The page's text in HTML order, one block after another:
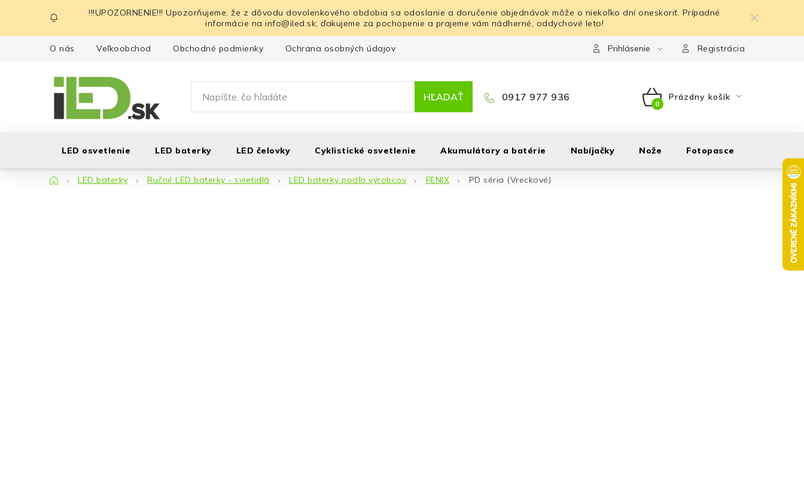
obsah
!!!UPOZORNENIE!!! Upozorňujeme, že z dôvodu dovolenkového obdobia sa odoslanie a doručenie objednávok môže o niekoľko dní oneskoriť. Prípadné
informácie na info@iled.sk; ďakujeme za pochopenie a prajeme vám nádherné, oddychové leto!
O nás Veľkoobchod Obchodné podmienky Ochrana osobných údajov Prihlásenie Registrácia
HĽADAŤ 0917 977 936
NÁKUPNÝ
Prázdny košík
LED osvetlenie LED baterky LED čelovky Cyklistické osvetlenie Akumulátory a batérie Nabíjačky Nože Fotopasce
DomovLED baterky Ručné LED baterky - svietidlá LED baterky podľa výrobcov FENIX PD séria (Vreckové)